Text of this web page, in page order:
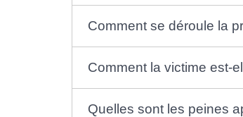
Comment se déroule la
Comment la victime est-
Quelles sont les peines